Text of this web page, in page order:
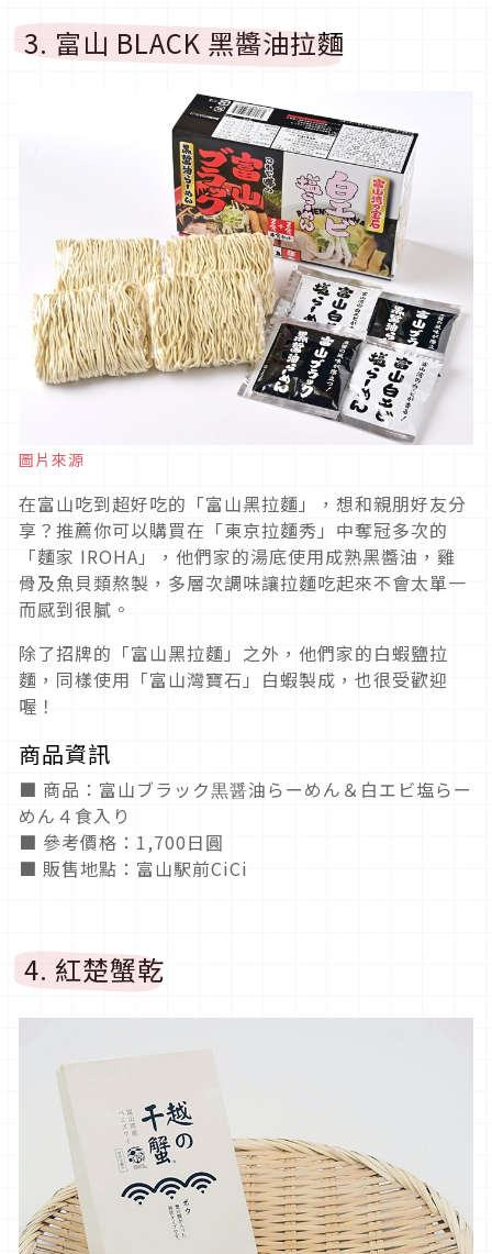
3. 富山 BLACK 黑醬油拉麵
圖片來源
在富山吃到超好吃的「富山黑拉麵」，想和親朋好友分
享？推薦你可以購買在「東京拉麵秀」中奪冠多次的
「麵家 IROHA」，他們家的湯底使用成熟黑醬油，雞
骨及魚貝類熬製，多層次調味讓拉麵吃起來不會太單一
而感到很膩。
除了招牌的「富山黑拉麵」之外，他們家的白蝦鹽拉
麵，同樣使用「富山灣寶石」白蝦製成，也很受歡迎
喔！
商品資訊
■ 商品：富山ブラック黒醤油らーめん＆白エビ塩らー
めん４食入り
■ 參考價格：1,700日圓
■ 販售地點：富山駅前CiCi
4. 紅楚蟹乾